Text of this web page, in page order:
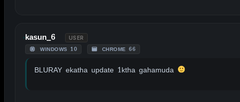
kasun_6 USER
WINDOWS 10 CHROME 66
BLURAY ekatha update 1ktha gahamuda